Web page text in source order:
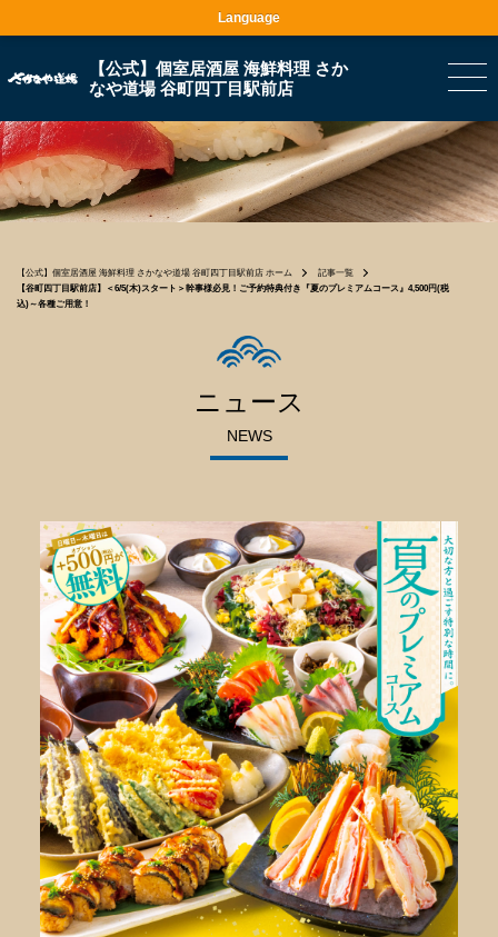
【公式】個室居酒屋 海鮮料理 さか
なや道場 谷町四丁目駅前店
【公式】個室居酒屋 海鮮料理 さかなや道場 谷町四丁目駅前店 ホーム
記事一覧
【谷町四丁目駅前店】＜6/5(木)スタート＞幹事様必見！ご予約特典付き『夏のプレミアムコース』4,500円(税
込)～各種ご用意！
ニュース
NEWS
Language